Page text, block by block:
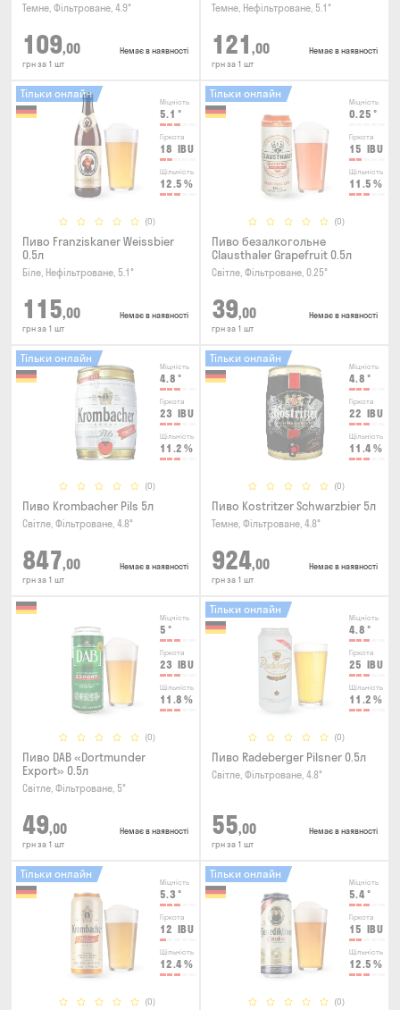
Темне, Фільтроване, 4.9°
109,00
грн за 1 шт
Немає в наявності
Темне, Нефільтроване, 5.1°
121 ,00
грн за 1 шт
Немає в наявності
Міцність
5.1 °
Гіркота
18 IBU
Щільність
12.5 %
(0)
Тільки онлайн
Пиво Franziskaner Weissbier
0.5л
Біле, Нефільтроване, 5.1°
115,00
грн за 1 шт
Немає в наявності
Міцність
0.25 °
Гіркота
15 IBU
Щільність
11.5 %
(0)
Тільки онлайн
Пиво безалкогольне
Clausthaler Grapefruit 0.5л
Світле, Фільтроване, 0.25°
39,00
грн за 1 шт
Немає в наявності
Міцність
4.8 °
Гіркота
23 IBU
Щільність
11.2 %
(0)
Тільки онлайн
Пиво Krombacher Pils 5л
Світле, Фільтроване, 4.8°
847,00
грн за 1 шт
Немає в наявності
Міцність
4.8 °
Гіркота
22 IBU
Щільність
11.4 %
(0)
Тільки онлайн
Пиво Kostritzer Schwarzbier 5л
Темне, Фільтроване, 4.8°
924,00
грн за 1 шт
Немає в наявності
Міцність
5 °
Гіркота
23 IBU
Щільність
11.8 %
(0)
Пиво DAB «Dortmunder
Export» 0.5л
Світле, Фільтроване, 5°
49,00
грн за 1 шт
Немає в наявності
Міцність
4.8 °
Гіркота
25 IBU
Щільність
11.2 %
(0)
Тільки онлайн
Пиво Radeberger Pilsner 0.5л
Світле, Фільтроване, 4.8°
55,00
грн за 1 шт
Немає в наявності
Міцність
5.3 °
Гіркота
12 IBU
Щільність
12.4 %
(0)
Тільки онлайн
Міцність
5.4 °
Гіркота
15 IBU
Щільність
12.5 %
(0)
Тільки онлайн